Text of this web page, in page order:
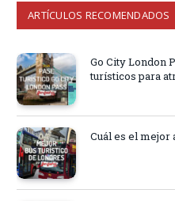
ARTÍCULOS RECOMENDADOS
Go City London
turísticos para
Cuál es el mejor